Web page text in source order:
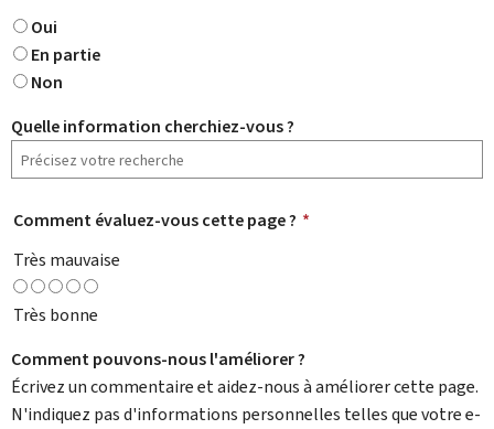
Oui
En partie
Non
Quelle information cherchiez-vous ?
Comment évaluez-vous cette page ? *
Très mauvaise
Très bonne
Comment pouvons-nous l'améliorer ?
Écrivez un commentaire et aidez-nous à améliorer cette page.
N'indiquez pas d'informations personnelles telles que votre e-